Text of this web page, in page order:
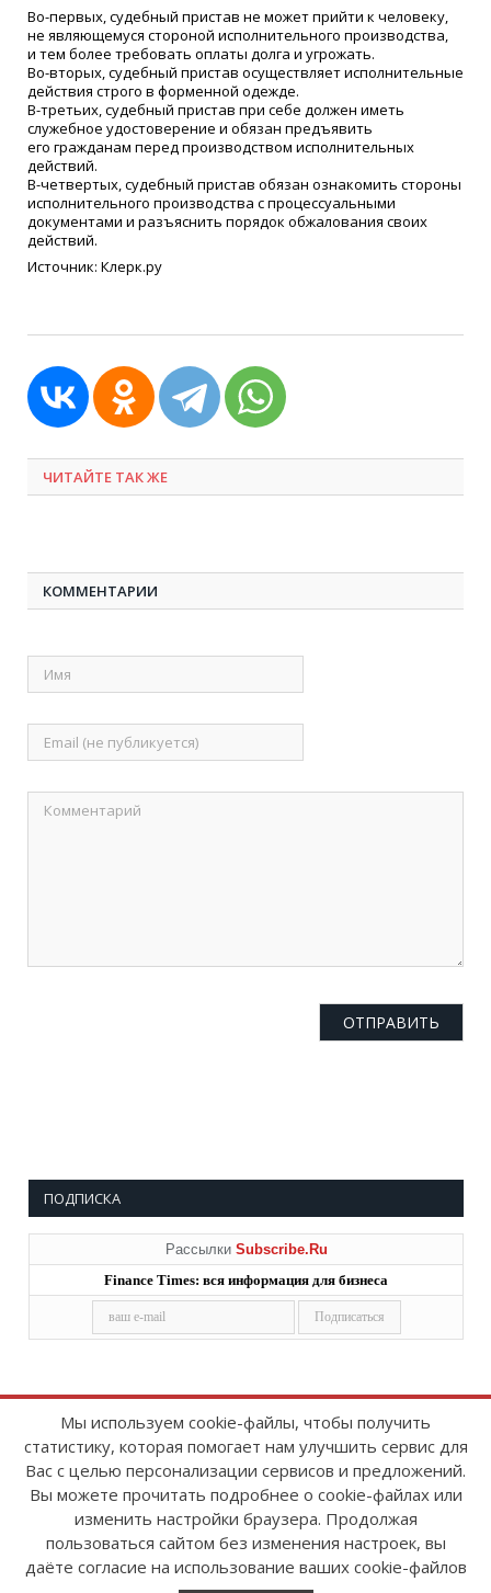
Во-первых, судебный пристав не может прийти к человеку,
не являющемуся стороной исполнительного производства,
и тем более требовать оплаты долга и угрожать.
Во-вторых, судебный пристав осуществляет исполнительные
действия строго в форменной одежде.
В-третьих, судебный пристав при себе должен иметь
служебное удостоверение и обязан предъявить
его гражданам перед производством исполнительных
действий.
В-четвертых, судебный пристав обязан ознакомить стороны
исполнительного производства с процессуальными
документами и разъяснить порядок обжалования своих
действий.
Источник: Клерк.ру
ЧИТАЙТЕ ТАК ЖЕ
КОММЕНТАРИИ
ПОДПИСКА
Рассылки Subscribe.Ru
Finance Times: вся информация для бизнеса
Copyright © 2008-2026FinanceTimes
Зарегистрировано в Роскомнадзоре
Свидетельство о регистрации СМИ:
серия Эл № ФС77-86300 от 10 ноября 2023 г
Мы используем cookie-файлы, чтобы получить
статистику, которая помогает нам улучшить сервис для
Вас с целью персонализации сервисов и предложений.
Вы можете прочитать подробнее о cookie-файлах или
изменить настройки браузера. Продолжая
пользоваться сайтом без изменения настроек, вы
даёте согласие на использование ваших cookie-файлов